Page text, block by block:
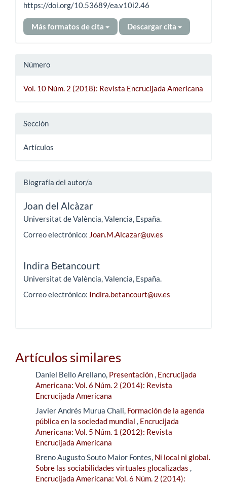
https://doi.org/10.53689/ea.v10i2.46
Más formatos de cita Descargar cita
Número
Vol. 10 Núm. 2 (2018): Revista Encrucijada Americana
Sección
Artículos
Biografía del autor/a
Joan del Alcàzar
Universitat de València, Valencia, España.
Correo electrónico: Joan.M.Alcazar@uv.es
Indira Betancourt
Universitat de València, Valencia, España.
Correo electrónico: Indira.betancourt@uv.es
Artículos similares
Daniel Bello Arellano, Presentación, Encrucijada
Americana: Vol. 6 Núm. 2 (2014): Revista
Encrucijada Americana
Javier Andrés Murua Chali, Formación de la agenda
pública en la sociedad mundial , Encrucijada
Americana: Vol. 5 Núm. 1 (2012): Revista
Encrucijada Americana
Breno Augusto Souto Maior Fontes, Ni local ni global.
Sobre las sociabilidades virtuales glocalizadas ,
Encrucijada Americana: Vol. 6 Núm. 2 (2014):